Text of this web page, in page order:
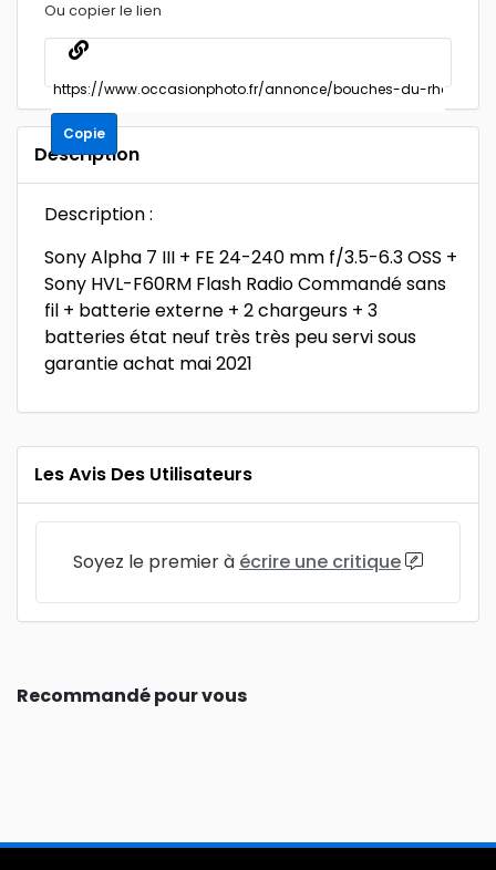
Ou copier le lien
Copie
Description
Description :
Sony Alpha 7 III + FE 24-240 mm f/3.5-6.3 OSS +
Sony HVL-F60RM Flash Radio Commandé sans
fil + batterie externe + 2 chargeurs + 3
batteries état neuf très très peu servi sous
garantie achat mai 2021
Les Avis Des Utilisateurs
Soyez le premier à écrire une critique
Recommandé pour vous